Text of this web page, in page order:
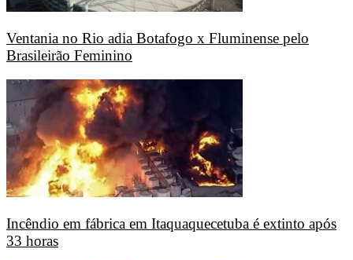
Ventania no Rio adia Botafogo x Fluminense pelo
Brasileirão Feminino
Incêndio em fábrica em Itaquaquecetuba é extinto após
33 horas